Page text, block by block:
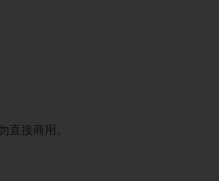
直接商用。